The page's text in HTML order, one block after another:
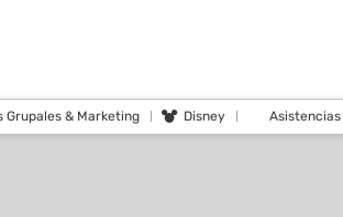
Grupales & Marketing Disney Asistencias